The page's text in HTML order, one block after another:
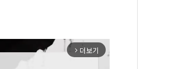
arrow_forward_ios 더보기